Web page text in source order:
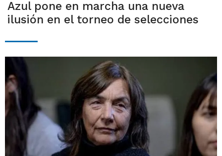
Azul pone en marcha una nueva
ilusión en el torneo de selecciones